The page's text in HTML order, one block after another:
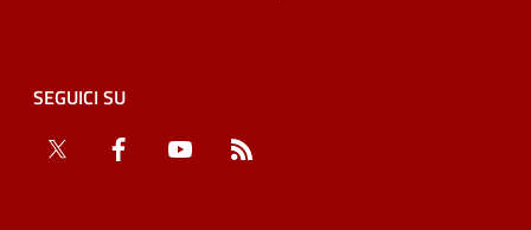
SEGUICI SU
Twitter
Facebook YouTube